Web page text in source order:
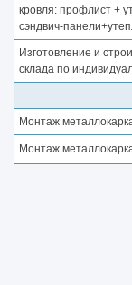
кровля: профлист +
сэндвич-
Изготовление и
склада по
Монтаж
Монтаж